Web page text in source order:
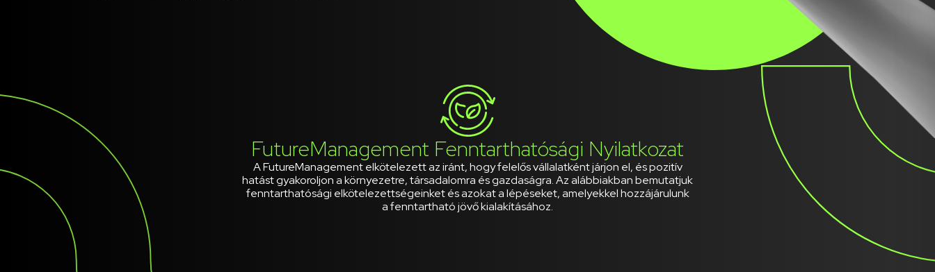
FutureManagement Fenntarthatósági Nyilatkozat
A FutureManagement elkötelezett az iránt, hogy felelős vállalatként járjon el, és pozitív
hatást gyakoroljon a környezetre, társadalomra és gazdaságra. Az alábbiakban bemutatjuk
fenntarthatósági elkötelezettségeinket és azokat a lépéseket, amelyekkel hozzájárulunk
a fenntartható jövő kialakításához.